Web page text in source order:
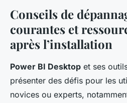
Conseils de
courantes et
après l’installation
Power BI Desktop et ses
présenter des défis pour les
novices ou experts,